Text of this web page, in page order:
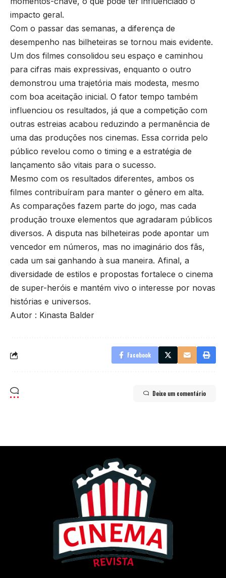
impacto geral.
Com o passar das semanas, a diferença de
desempenho nas bilheteiras se tornou mais evidente.
Um dos filmes consolidou seu espaço e caminhou
para cifras mais expressivas, enquanto o outro
demonstrou uma trajetória mais modesta, mesmo
com boa aceitação inicial. O fator tempo também
influenciou os resultados, já que a competição com
outras estreias acabou reduzindo a permanência de
uma das produções nos cinemas. Essa corrida pelo
público revelou como o timing e a estratégia de
lançamento são vitais para o sucesso.
Mesmo com os resultados diferentes, ambos os
filmes contribuíram para manter o gênero em alta.
As comparações fazem parte do jogo, mas cada
produção trouxe elementos que agradaram públicos
diversos. A disputa nas bilheteiras pode apontar um
vencedor em números, mas no imaginário dos fãs,
cada um sai ganhando à sua maneira. Afinal, a
diversidade de estilos e propostas fortalece o cinema
de super-heróis e mantém vivo o interesse por novas
histórias e universos.
Autor : Kinasta Balder
Facebook
Deixe um comentário